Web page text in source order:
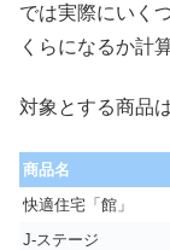
では実際にいく
くらになるか計
対象とする商品
商品名
快適住宅「館」
J-ステージ